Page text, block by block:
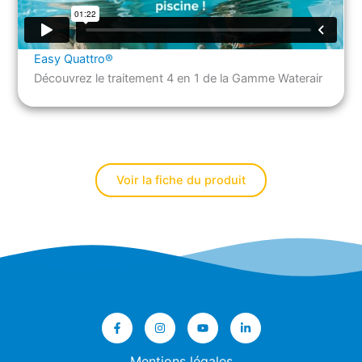
Easy Quattro®
Découvrez le traitement 4 en 1 de la Gamme Waterair
Voir la fiche du produit